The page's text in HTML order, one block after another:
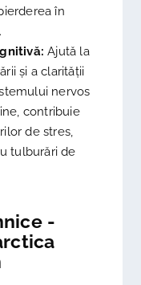
în
Ajută la
și a clarității
nervos
contribuie
de stres,
tulburări de
-